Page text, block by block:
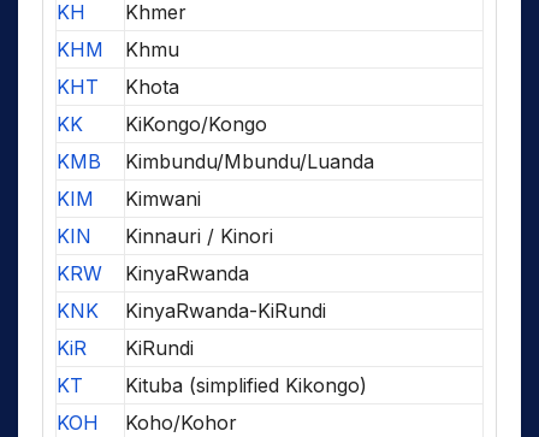
KH
Khmer
KHM
Khmu
KHT
Khota
KK
KiKongo/Kongo
KMB
Kimbundu/Mbundu/Luanda
KIM
Kimwani
KIN
Kinnauri / Kinori
KRW
KinyaRwanda
KNK
KinyaRwanda-KiRundi
KiR
KiRundi
KT
Kituba (simplified Kikongo)
KOH
Koho/Kohor